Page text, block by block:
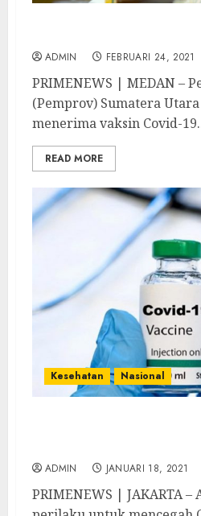
ADMIN FEBRUARI 24, 2021
PRIMENEWS | MEDAN –
(Pemprov) Sumatera
menerima vaksin Covid-
READ MORE
Kesehatan Nasional
ADMIN JANUARI 18, 2021
PRIMENEWS | JAKARTA